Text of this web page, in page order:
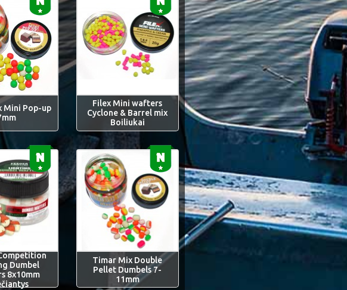
Mini Pop-up
Filex Mini wafters
Cyclone & Barrel mix
Boiliukai
Dumbel
8x10mm
Timar Mix Double
Pellet Dumbels 7-
11mm